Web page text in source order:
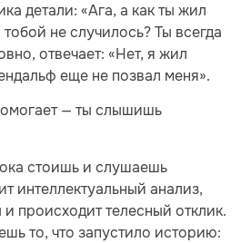
детали: «Ага, а как ты жил
не случилось? Ты всегда
отвечает: «Нет, я жил
еще не позвал меня».
— ты слышишь
стоишь и слушаешь
интеллектуальный анализ,
происходит телесный отклик.
то, что запустило историю: